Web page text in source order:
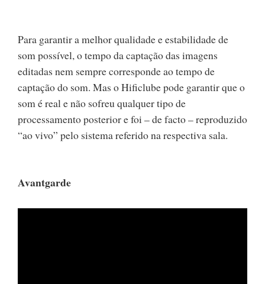
Para garantir a melhor qualidade e estabilidade de
som possível, o tempo da captação das imagens
editadas nem sempre corresponde ao tempo de
captação do som. Mas o Hificlube pode garantir que o
som é real e não sofreu qualquer tipo de
processamento posterior e foi – de facto – reproduzido
“ao vivo” pelo sistema referido na respectiva sala.
Avantgarde